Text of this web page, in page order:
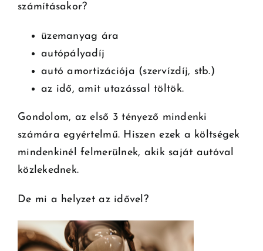
számításakor?
üzemanyag ára
autópályadíj
autó amortizációja (szervízdíj, stb.)
az idő, amit utazással töltök.
Gondolom, az első 3 tényező mindenki
számára egyértelmű. Hiszen ezek a költségek
mindenkinél felmerülnek, akik saját autóval
közlekednek.
De mi a helyzet az idővel?